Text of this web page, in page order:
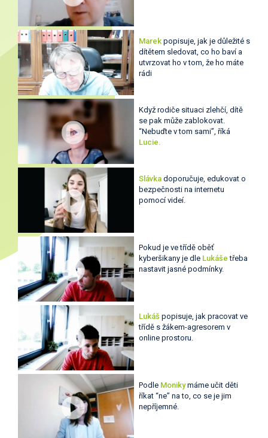
Marek popisuje, jak je důležité s
dítětem sledovat, co ho baví a
utvrzovat ho v tom, že ho máte
rádi
Když rodiče situaci zlehčí, dítě
se pak může zablokovat.
“Nebuďte v tom sami”, říká
Lucie.
Slávka doporučuje, edukovat o
bezpečnosti na internetu
pomocí videí.
Pokud je ve třídě oběť
kyberšikany je dleLukášetřeba
nastavit jasné podmínky.
Lukáš popisuje, jak pracovat ve
třídě s žákem-agresorem v
online prostoru.
Podle Monikymáme učit děti
říkat “ne” na to, co se je jim
nepříjemné.